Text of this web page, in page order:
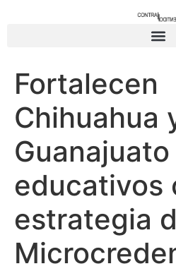
Fortalecen
Chihuahua
educativos
estrategia